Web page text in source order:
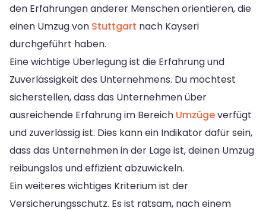
den Erfahrungen anderer Menschen orientieren, die
einen Umzug von Stuttgart nach Kayseri
durchgeführt haben.
Eine wichtige Überlegung ist die Erfahrung und
Zuverlässigkeit des Unternehmens. Du möchtest
sicherstellen, dass das Unternehmen über
ausreichende Erfahrung im Bereich Umzügeverfügt
und zuverlässig ist. Dies kann ein Indikator dafür sein,
dass das Unternehmen in der Lage ist, deinen Umzug
reibungslos und effizient abzuwickeln.
Ein weiteres wichtiges Kriterium ist der
Versicherungsschutz. Es ist ratsam, nach einem